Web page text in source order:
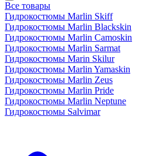
Все товары
Гидрокостюмы Marlin Skiff
Гидрокостюмы Marlin Blackskin
Гидрокостюмы Marlin Camoskin
Гидрокостюмы Marlin Sarmat
Гидрокостюмы Marin Skilur
Гидрокостюмы Marlin Yamaskin
Гидрокостюмы Marlin Zeus
Гидрокостюмы Marlin Pride
Гидрокостюмы Marlin Neptune
Гидрокостюмы Salvimar